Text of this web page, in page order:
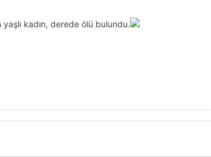
yaşlı kadın, derede ölü bulundu.